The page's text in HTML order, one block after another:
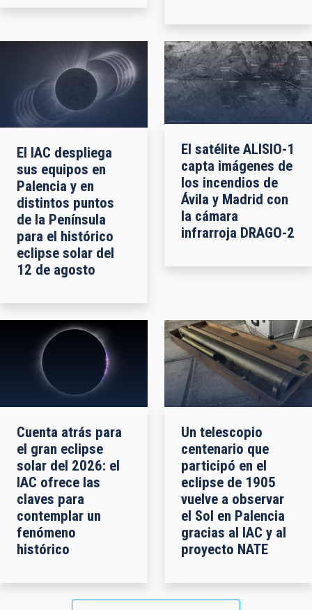
El IAC despliega
sus equipos en
Palencia y en
distintos puntos
de la Península
para el histórico
eclipse solar del
12 de agosto
El satélite ALISIO-1
capta imágenes de
los incendios de
Ávila y Madrid con
la cámara
infrarroja DRAGO-2
Cuenta atrás para
el gran eclipse
solar del 2026: el
IAC ofrece las
claves para
contemplar un
fenómeno
histórico
Un telescopio
centenario que
participó en el
eclipse de 1905
vuelve a observar
el Sol en Palencia
gracias al IAC y al
proyecto NATE